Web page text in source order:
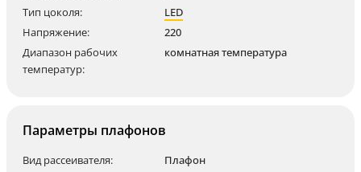
Тип цоколя:
LED
Напряжение:
220
Диапазон рабочих
температур:
комнатная температура
Параметры плафонов
Вид рассеивателя:
Плафон